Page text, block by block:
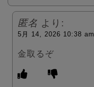
匿名 より:
5月 14, 2026 10:38 am
金取るぞ